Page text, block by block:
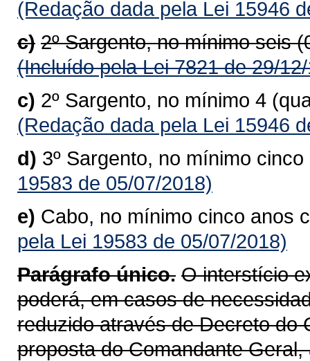
(Redação dada pela Lei 15946
c) 2º Sargento, no mínimo seis
(Incluído pela Lei 7821 de 29/
c) 2º Sargento, no mínimo 4
(Redação dada pela Lei 15946
d) 3º Sargento, no mínimo
19583 de 05/07/2018)
e) Cabo, no mínimo cinco anos
pela Lei 19583 de 05/07/2018)
Parágrafo único. O interstício
poderá, em casos de
reduzido através de Decreto do
proposta do Comandante